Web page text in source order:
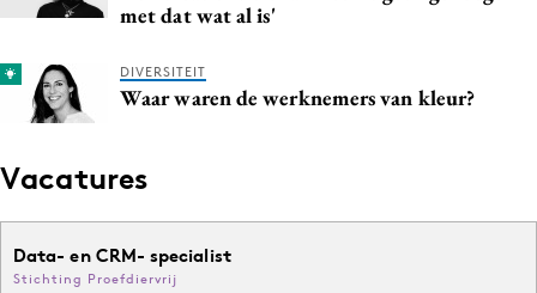
met dat wat al is'
DIVERSITEIT
Waar waren de werknemers van kleur?
Vacatures
Data- en CRM- specialist
Stichting Proefdiervrij